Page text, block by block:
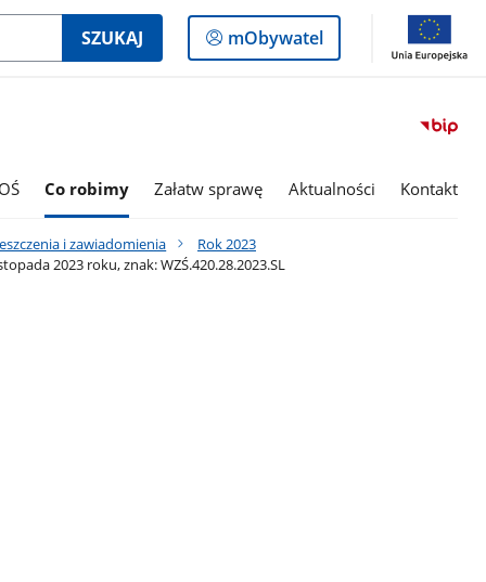
SZUKAJ
Logowanie
do
mObywatel
Co robimy Załatw sprawę Aktualności Kontakt
i zawiadomienia
Rok 2023
2023 roku, znak: WZŚ.420.28.2023.SL